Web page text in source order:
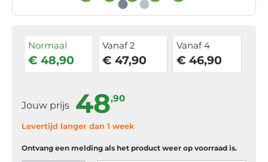
Normaal
€ 48,90
Vanaf 2
€ 47,90
Vanaf 4
€ 46,90
Jouw prijs 48,90
Levertijd langer dan 1 week
Ontvang een melding als het product weer op voorraad is.